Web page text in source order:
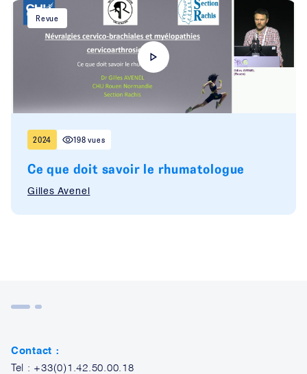
Revue
2024 198 vues
Ce que doit savoir le rhumatologue
Gilles Avenel
Contact :
Tel : +33(0)1.42.50.00.18